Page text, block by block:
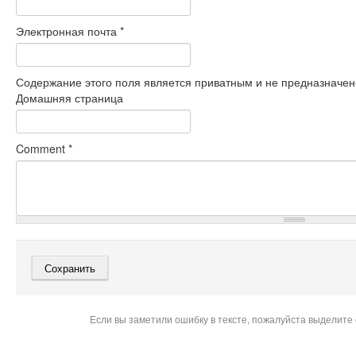
Электронная почта *
Содержание этого поля является приватным и не
Домашняя страница
Comment *
Если вы заметили ошибку в тексте, пожалуйста